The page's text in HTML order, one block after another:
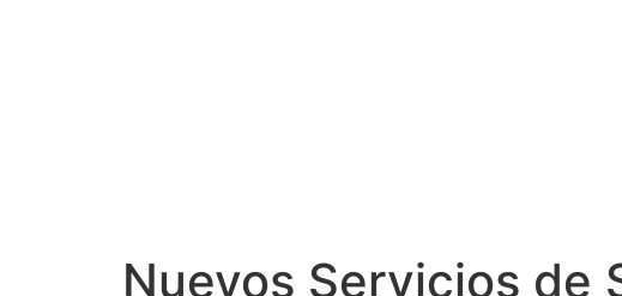
Nuevos Servicios de